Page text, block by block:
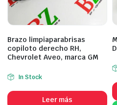
Brazo limpiaparabrisas
copiloto derecho RH,
Chevrolet Aveo, marca GM
In Stock
Leer más